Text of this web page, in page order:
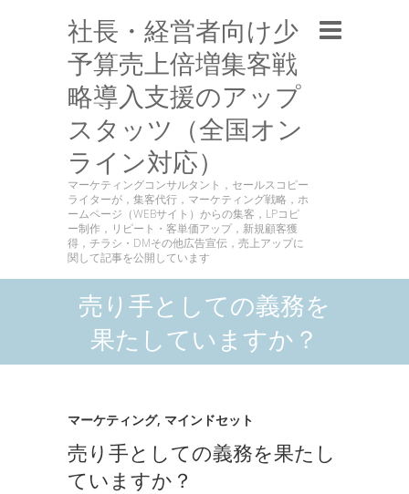
社長・経営者向け少
予算売上倍増集客戦
略導入支援のアップ
スタッツ（全国オン
ライン対応）
マーケティングコンサルタント，セールスコピー
ライターが，集客代行，マーケティング戦略，ホ
ームページ（WEBサイト）からの集客，LPコピ
ー制作，リピート・客単価アップ，新規顧客獲
得，チラシ・DMその他広告宣伝，売上アップに
関して記事を公開しています
売り手としての義務を
果たしていますか？
マーケティング, マインドセット
売り手としての義務を果たし
ていますか？